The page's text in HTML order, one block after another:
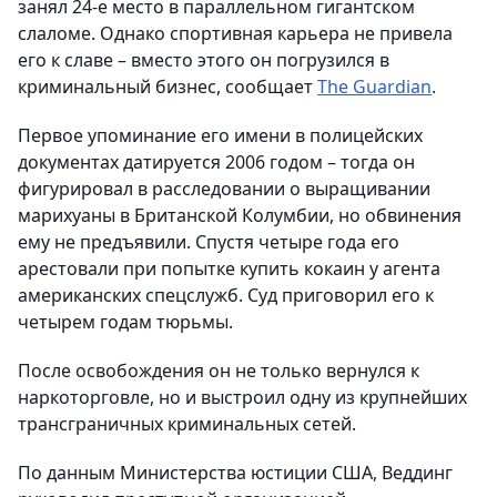
занял 24-е место в параллельном гигантском
слаломе. Однако спортивная карьера не привела
его к славе – вместо этого он погрузился в
криминальный бизнес, сообщаетThe Guardian.
Первое упоминание его имени в полицейских
документах датируется 2006 годом – тогда он
фигурировал в расследовании о выращивании
марихуаны в Британской Колумбии, но обвинения
ему не предъявили. Спустя четыре года его
арестовали при попытке купить кокаин у агента
американских спецслужб. Суд приговорил его к
четырем годам тюрьмы.
После освобождения он не только вернулся к
наркоторговле, но и выстроил одну из крупнейших
трансграничных криминальных сетей.
По данным Министерства юстиции США, Веддинг